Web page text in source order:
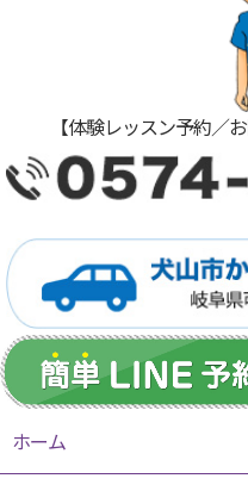
【体験レッスン予約／
ホーム